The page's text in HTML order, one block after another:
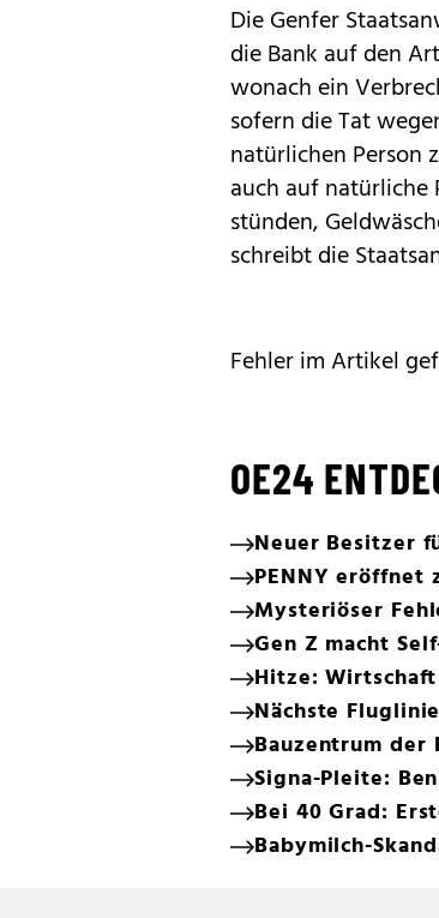
Die Genfer
die Bank auf den
wonach ein
sofern die Tat
natürlichen Person
auch auf natürliche
stünden,
schreibt die
Fehler im Artikel
OE24
Neuer Besitzer
PENNY
Mysteriöser
Gen Z macht
Hitze:
Nächste
Bauzentrum der
Signa-Pleite:
Bei 40 Grad:
Babymilch-